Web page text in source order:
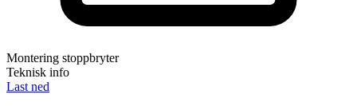
Montering stoppbryter
Teknisk info
Last ned